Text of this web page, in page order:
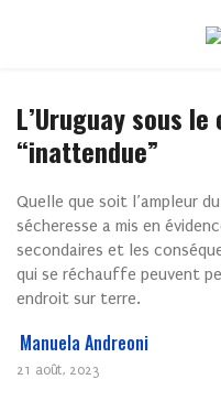
L’Uruguay sous
“inattendue”
Quelle que soit l’ampleur
sécheresse a mis en
secondaires et les
qui se réchauffe peuvent
endroit sur terre.
Manuela Andreoni
21 août, 2023